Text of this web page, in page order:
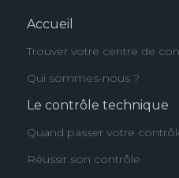
Accueil
Trouver votre centre de
Qui sommes-nous ?
Le contrôle technique
Quand passer votre
Réussir son contrôle